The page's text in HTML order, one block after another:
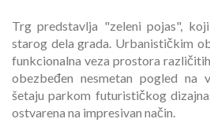
Trg predstavlja "zeleni pojas",
starog dela grada. Urbanističkim
funkcionalna veza prostora
obezbeđen nesmetan pogled na
šetaju parkom futurističkog
ostvarena na impresivan način.